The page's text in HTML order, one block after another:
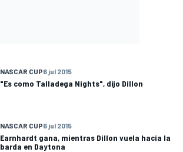
NASCAR CUP6 jul 2015
"Es como Talladega Nights", dijo Dillon
NASCAR CUP6 jul 2015
Earnhardt gana, mientras Dillon vuela hacia la
barda en Daytona